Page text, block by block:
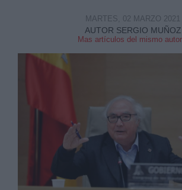
AUTOR SERGIO MUÑOZ
Mas artículos del mismo
MARTES, 02 MARZO 2021